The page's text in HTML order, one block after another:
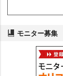
モニター募集